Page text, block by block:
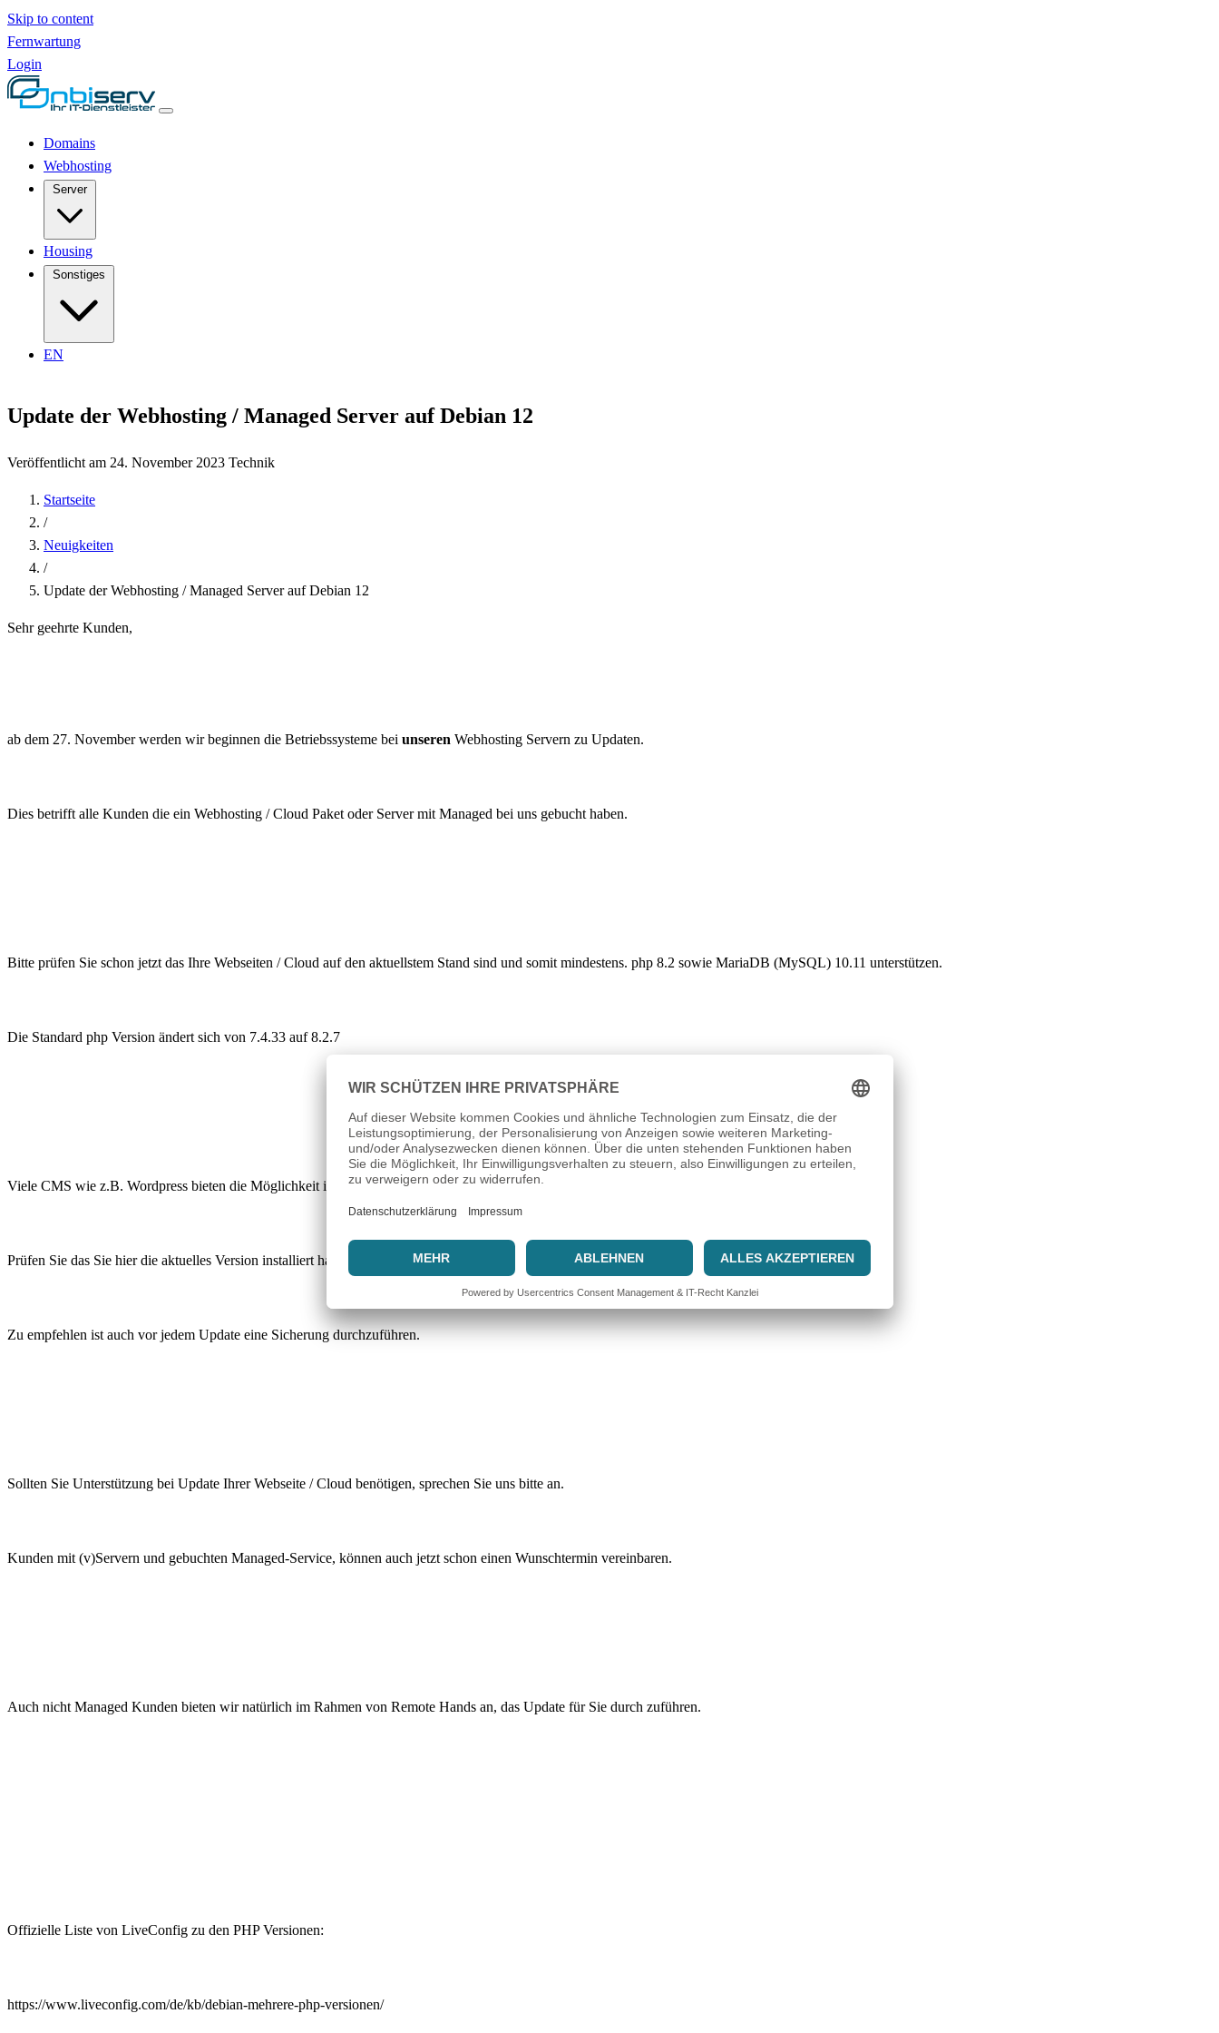
Skip to content
Fernwartung
Login
Domains
Webhosting
Server
Housing
EN
Update der Webhosting / Managed Server auf Debian 12
Veröffentlicht am 24. November 2023 Technik
Startseite
/
Neuigkeiten
/
Update der Webhosting / Managed Server auf Debian 12
Sehr geehrte Kunden,
ab dem 27. November werden wir beginnen die Betriebssysteme bei unseren Webhosting Servern zu Updaten.
Dies betrifft alle Kunden die ein Webhosting / Cloud Paket oder Server mit Managed bei uns gebucht haben.
Bitte prüfen Sie schon jetzt das Ihre Webseiten / Cloud auf den aktuellstem Stand sind und somit mindestens. php 8.2 sowie MariaDB (MySQL) 10.11 unterstützen.
Die Standard php Version ändert sich von 7.4.33 auf 8.2.7
Viele CMS wie z.B. Wordpress bieten die Möglichkeit im Verwaltungsoberfläche Updates von sich selbst vorzunehmen.
Prüfen Sie das Sie hier die aktuelles Version installiert haben.
Zu empfehlen ist auch vor jedem Update eine Sicherung durchzuführen.
Sollten Sie Unterstützung bei Update Ihrer Webseite / Cloud benötigen, sprechen Sie uns bitte an.
Kunden mit (v)Servern und gebuchten Managed-Service, können auch jetzt schon einen Wunschtermin vereinbaren.
Auch nicht Managed Kunden bieten wir natürlich im Rahmen von Remote Hands an, das Update für Sie durch zuführen.
Offizielle Liste von LiveConfig zu den PHP Versionen:
https://www.liveconfig.com/de/kb/debian-mehrere-php-versionen/